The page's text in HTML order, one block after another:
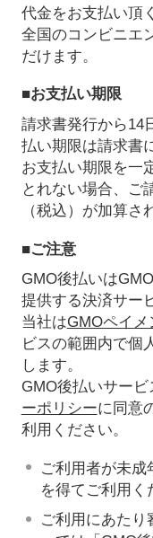
代金をお支払い頂
全国のコンビニエ
だけます。
■お支払い期限
請求書発行から14
払い期限は請求書
お支払い期限を一
とれない場合、ご
（税込）が加算さ
■ご注意
GMO後払いは
提供する決済サー
当社はGMOペイ
ビスの範囲内で個
します。
GMO後払いサービ
ーポリシーに同意
利用ください。
ご利用者が未成
を得てご利用く
ご利用にあたり